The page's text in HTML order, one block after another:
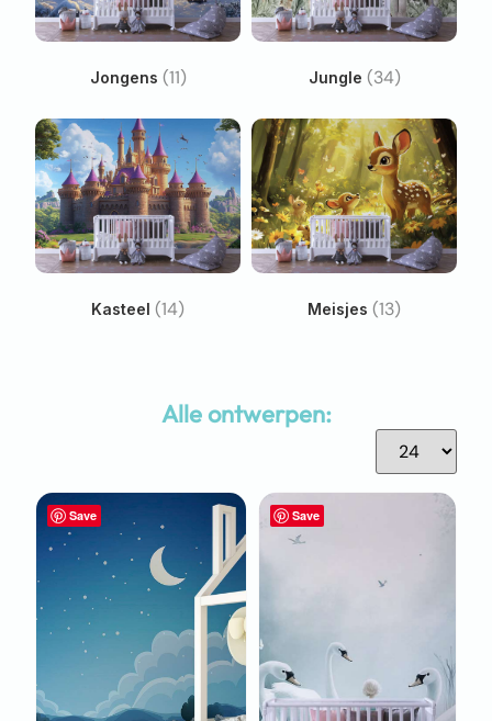
Jongens (11) Jungle (34)
Kasteel (14) Meisjes (13)
Alle ontwerpen:
Save Save